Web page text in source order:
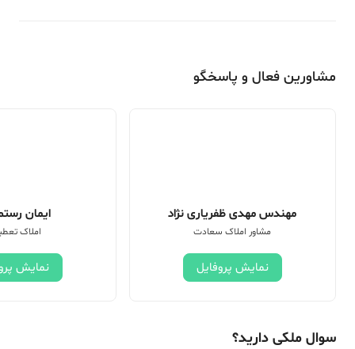
مشاورین فعال و پاسخگو
مهندس مهدی ظفریاری نژاد
مشاور املاک سعادت
نمایش پروفایل
ایمان
املاک
نمایش
سوال ملکی دارید؟